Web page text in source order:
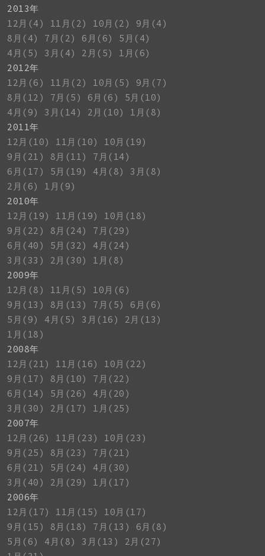
2013年
12月(4)
11月(2) 10月(2)
9月(4)
8月(4)
7月(2) 6月(6)
5月(4)
4月(5)
3月(4) 2月(5)
1月(6)
2012年
12月(6)
11月(2) 10月(5)
9月(7)
8月(12)
7月(5) 6月(6)
5月(10)
4月(9)
3月(14) 2月(10)
1月(8)
2011年
12月(10)
11月(10)
10月(19)
9月(21)
8月(11)
7月(14)
6月(17)
5月(19) 4月(8)
3月(8)
2月(6)
1月(9)
2010年
12月(19)
11月(19)
10月(18)
9月(22)
8月(24)
7月(29)
6月(40)
5月(32)
4月(24)
3月(33)
2月(30)
1月(8)
2009年
12月(8)
11月(5)
10月(6)
9月(13)
8月(13) 7月(5)
6月(6)
5月(9)
4月(5) 3月(16)
2月(13)
1月(18)
2008年
12月(21)
11月(16)
10月(22)
9月(17)
8月(10)
7月(22)
6月(14)
5月(26)
4月(20)
3月(30)
2月(17)
1月(25)
2007年
12月(26)
11月(23)
10月(23)
9月(25)
8月(23)
7月(21)
6月(21)
5月(24)
4月(30)
3月(40)
2月(29)
1月(17)
2006年
12月(17)
11月(15)
10月(17)
9月(15)
8月(18) 7月(13)
6月(8)
5月(6)
4月(8) 3月(13)
2月(27)